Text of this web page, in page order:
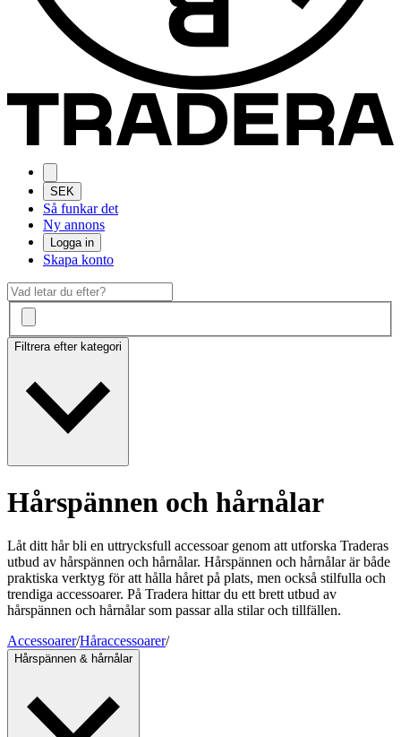
SEK
Så funkar det
Ny annons
Logga in
Skapa konto
Filtrera efter kategori
Hårspännen och hårnålar
Låt ditt hår bli en uttrycksfull accessoar genom att utforska Traderas
utbud av hårspännen och hårnålar. Hårspännen och hårnålar är både
praktiska verktyg för att hålla håret på plats, men också stilfulla och
trendiga accessoarer. På Tradera hittar du ett brett utbud av
hårspännen och hårnålar som passar alla stilar och tillfällen.
Accessoarer/Håraccessoarer/
Hårspännen & hårnålar